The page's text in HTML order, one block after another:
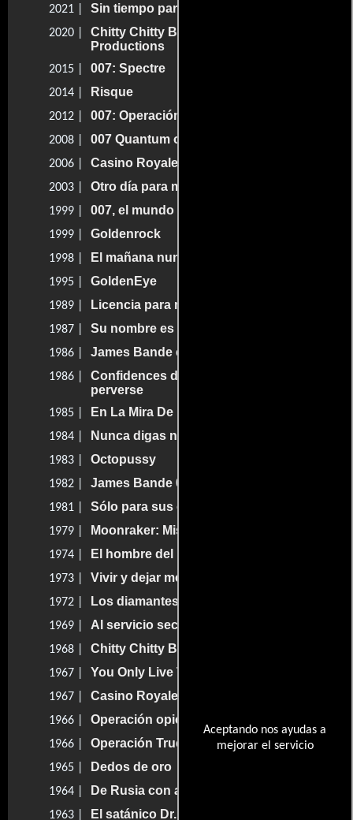
Aceptando nos ayudas a
mejorar el servicio
2021 | Sin tiempo para morir
2020 |
Chitty Chitty Bang Bang Coyote Cavern
Productions
2015 | 007: Spectre
2014 | Risque
2012 | 007: Operación Skyfall
2008 | 007 Quantum of Solace
2006 | Casino Royale
2003 | Otro día para morir
1999 | 007, el mundo no basta
1999 | Goldenrock
1998 | El mañana nunca muere
1995 | GoldenEye
1989 | Licencia para matar
1987 | Su nombre es peligro
1986 | James Bande contre O.S.Sex 69
1986 |
Confidences d'une petite vicieuse très
perverse
1985 | En La Mira De Los Asesinos
1984 | Nunca digas nunca jamás
1983 | Octopussy
1982 | James Bande 00 Sexe
1981 | Sólo para sus ojos
1979 | Moonraker: Misión espacial
1974 | El hombre del revólver de oro
1973 | Vivir y dejar morir
1972 | Los diamantes son eternos
1969 | Al servicio secreto de su majestad
1968 | Chitty Chitty Bang Bang
1967 | You Only Live Twice
1967 | Casino Royale
1966 | Operación opio
1966 | Operación Trueno
1965 | Dedos de oro
1964 | De Rusia con amor
1963 | El satánico Dr. No